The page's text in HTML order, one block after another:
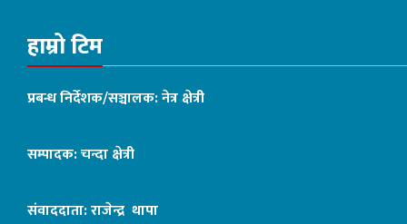
हाम्रो टिम
प्रबन्ध निर्देशक/सञ्चालक: नेत्र क्षेत्री
सम्पादक: चन्दा क्षेत्री
संवाददाता: राजेन्द्र थापा